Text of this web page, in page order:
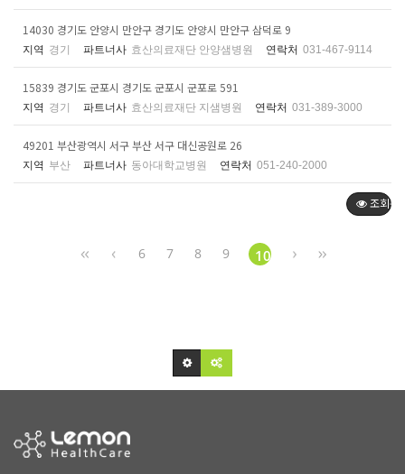
14030 경기도 안양시 만안구 경기도 안양시 만안구 삼덕로 9
지역 경기 파트너사 효산의료재단 안양샘병원 연락처 031-467-9114
15839 경기도 군포시 경기도 군포시 군포로 591
지역 경기 파트너사 효산의료재단 지샘병원 연락처 031-389-3000
49201 부산광역시 서구 부산 서구 대신공원로 26
지역 부산 파트너사 동아대학교병원 연락처 051-240-2000
조회순
6 7 8 9 10